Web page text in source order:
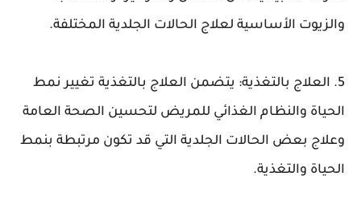
والزيوت الأساسية لعلاج الحالات الجلدية المختلفة.
5. العلاج بالتغذية: يتضمن العلاج بالتغذية تغيير نمط
الحياة والنظام الغذائي للمريض لتحسين الصحة العامة
وعلاج بعض الحالات الجلدية التي قد تكون مرتبطة بنمط
الحياة والتغذية.